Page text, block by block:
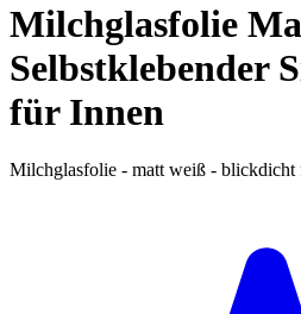
Milchglasfolie
Selbstklebender
für Innen
Milchglasfolie - matt weiß - blickdicht